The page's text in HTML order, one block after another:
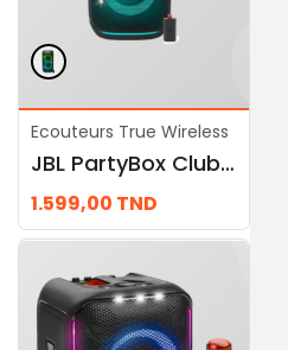
Ecouteurs True Wireless
JBL PartyBox Club 120
1.599,00 TND